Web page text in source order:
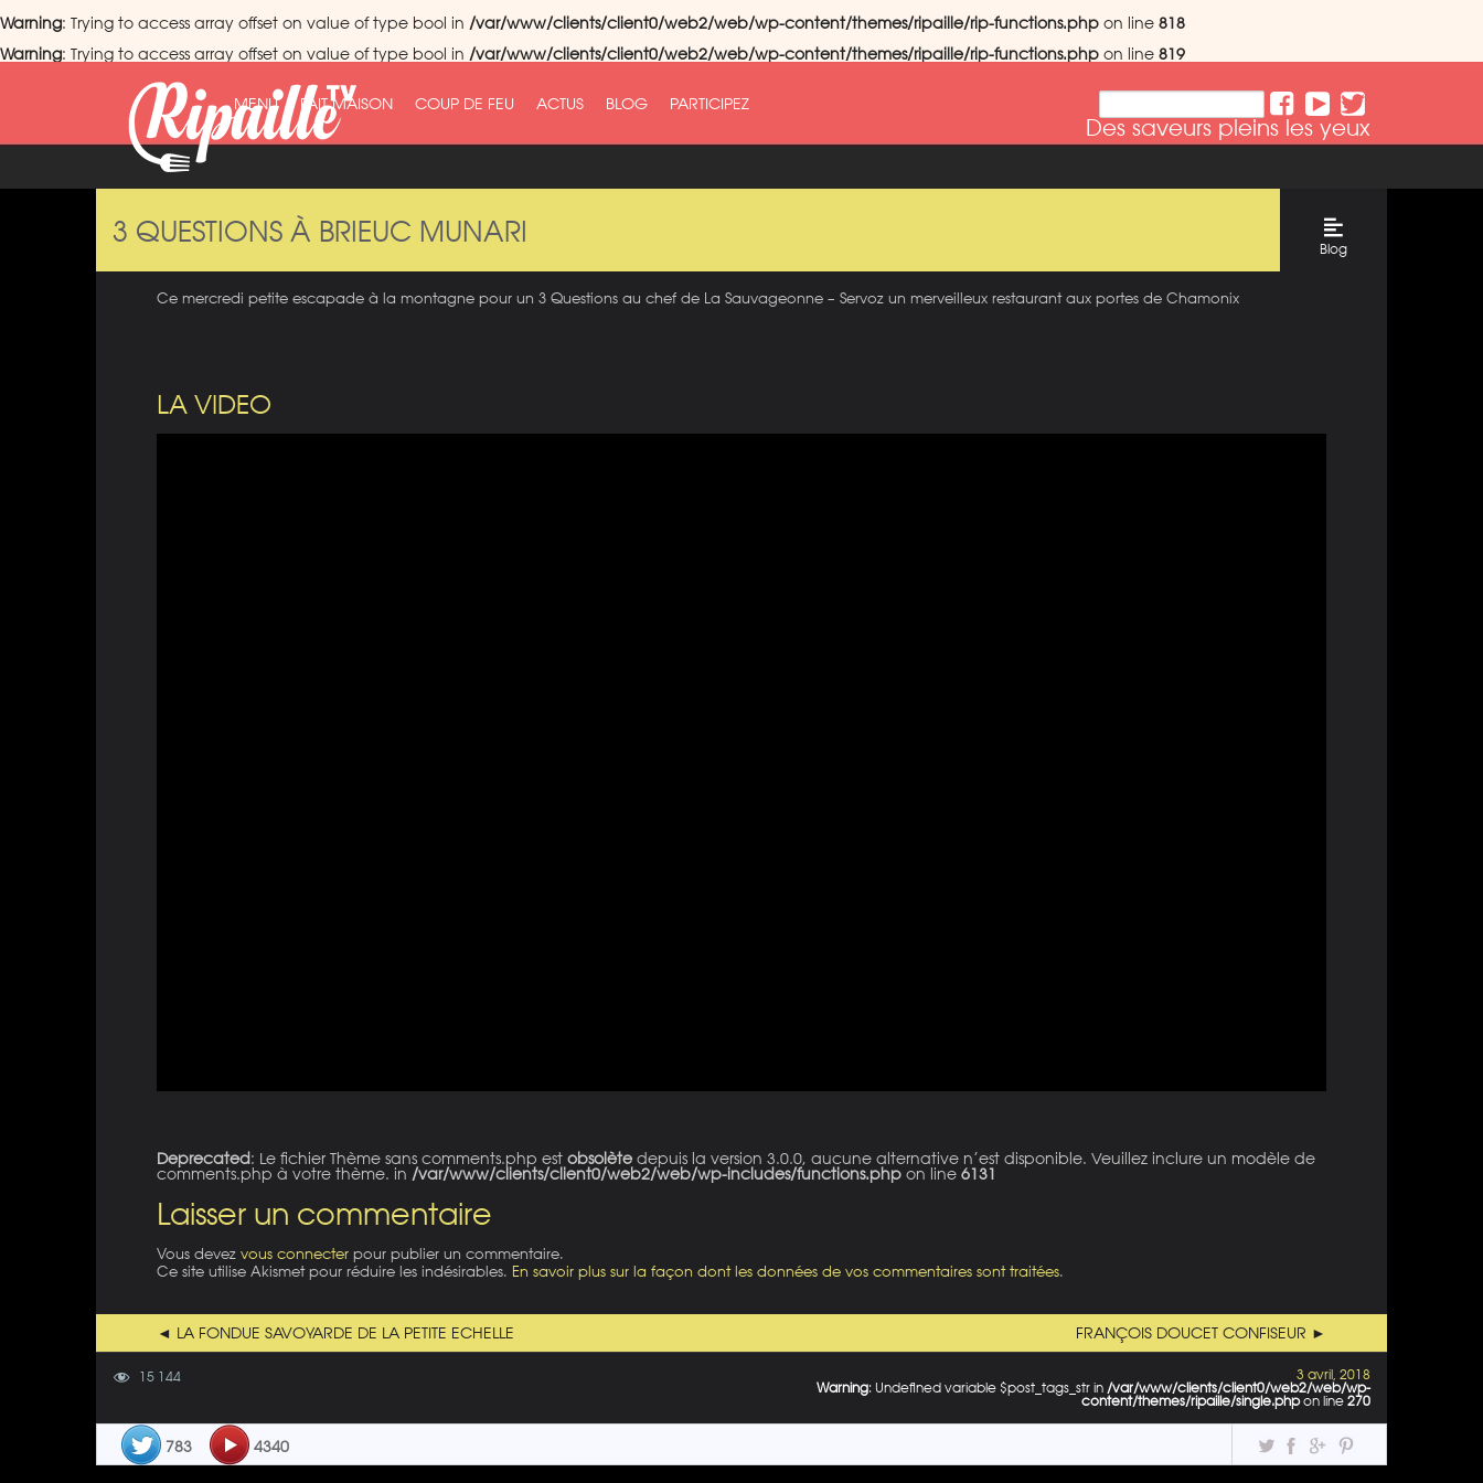
Warning: Trying to access array offset on value of type bool in /var/www/clients/client0/web2/web/wp-content/themes/ripaille/rip-functions.php on line 818
Warning: Trying to access array offset on value of type bool in /var/www/clients/client0/web2/web/wp-content/themes/ripaille/rip-functions.php on line 819
Des saveurs pleins les yeux
MENU FAIT MAISON COUP DE FEU ACTUS BLOG PARTICIPEZ
3 QUESTIONS À BRIEUC MUNARI
Blog
Ce mercredi petite escapade à la montagne pour un 3 Questions au chef de La Sauvageonne – Servoz​ un merveilleux restaurant aux portes de Chamonix​
LA VIDEO
Deprecated: Le fichier Thème sans comments.php est obsolète depuis la version 3.0.0, aucune alternative n’est disponible. Veuillez inclure un modèle de
comments.php à votre thème. in /var/www/clients/client0/web2/web/wp-includes/functions.php on line 6131
Laisser un commentaire
Vous devez vous connecter pour publier un commentaire.
Ce site utilise Akismet pour réduire les indésirables. En savoir plus sur la façon dont les données de vos commentaires sont traitées.
◄ LA FONDUE SAVOYARDE DE LA PETITE ECHELLE FRANÇOIS DOUCET CONFISEUR ►
15 144
3 avril, 2018
Warning: Undefined variable $post_tags_str in /var/www/clients/client0/web2/web/wp-
content/themes/ripaille/single.phpon line 270
783 4340